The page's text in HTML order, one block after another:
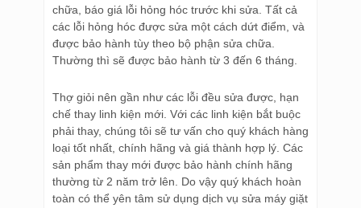
chữa, báo giá lỗi hỏng hóc trước khi sửa. Tất cả
các lỗi hỏng hóc được sửa một cách dứt điểm, và
được bảo hành tùy theo bộ phận sửa chữa.
Thường thì sẽ được bảo hành từ 3 đến 6 tháng.
Thợ giỏi nên gần như các lỗi đều sửa được, hạn
chế thay linh kiện mới. Với các linh kiện bắt buộc
phải thay, chúng tôi sẽ tư vấn cho quý khách hàng
loại tốt nhất, chính hãng và giá thành hợp lý. Các
sản phẩm thay mới được bảo hành chính hãng
thường từ 2 năm trở lên. Do vậy quý khách hoàn
toàn có thể yên tâm sử dụng dịch vụ sửa máy giặt